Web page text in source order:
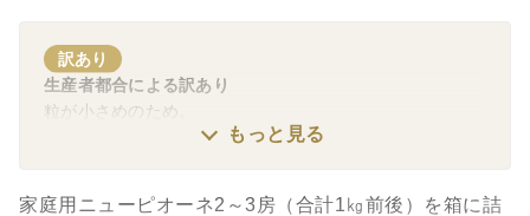
訳あり
生産者都合による訳あり
粒が小さめのため。
もっと見る
家庭用ニューピオーネ2～3房（合計1㎏前後）を箱に詰